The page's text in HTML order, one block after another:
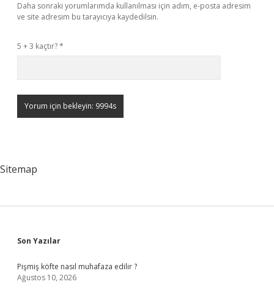
Daha sonraki yorumlarımda kullanılması için adım, e-posta adresim
ve site adresim bu tarayıcıya kaydedilsin.
5 + 3 kaçtır?*
Sitemap
Sidebar
Son Yazılar
Pişmiş köfte nasıl muhafaza edilir ?
Ağustos 10, 2026